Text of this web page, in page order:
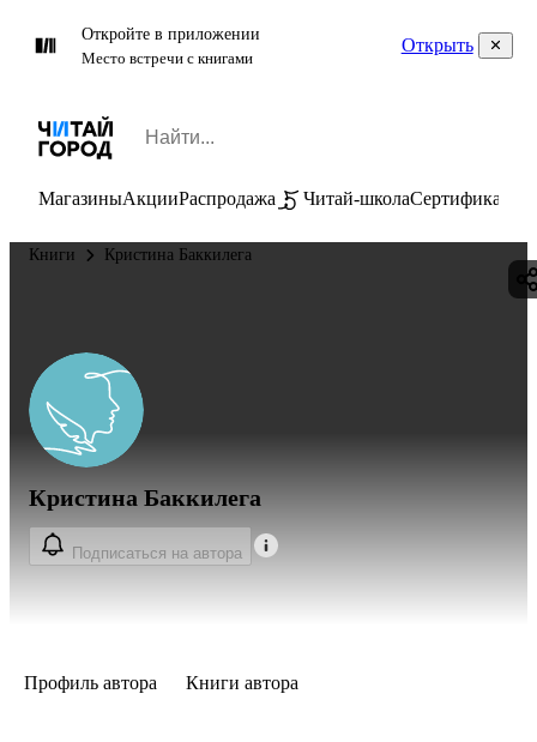
Откройте в приложении
Место встречи с книгами
Открыть
МагазиныАкцииРаспродажа Читай-школаСертификаты
Книги Кристина Баккилега
Кристина Баккилега
Подписаться на автора
Профиль автора Книги автора